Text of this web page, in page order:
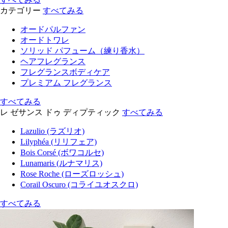
カテゴリー すべてみる
オードパルファン
オードトワレ
ソリッド パフューム（練り香水）
ヘアフレグランス
フレグランスボディケア
プレミアム フレグランス
すべてみる
レ ゼサンス ドゥ ディプティック すべてみる
Lazulio (ラズリオ)
Lilyphéa (リリフェア)
Bois Corsé (ボワコルセ)
Lunamaris (ルナマリス)
Rose Roche (ローズロッシュ)
Corail Oscuro (コライユオスクロ)
すべてみる